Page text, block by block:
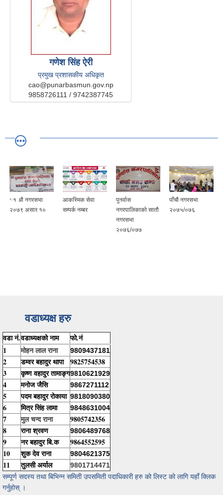
गणेश सिंह ऐरी
प्रमुख प्रशासकीय अधिकृत
cao@punarbasmun.gov.np
9858726111 / 9742387745
११ ‌औ नगरसभा
२०७९ असार १०
आकस्मिक सेवा
सम्पर्क नम्बर
पुनर्वास
नगरपालिकाको सातौ
नगरसभा
२०७६/०७७
पाँचौ नगरसभा
२०७५/०७६
वडाध्यक्ष हरु
वडा नं.वडाध्यक्षको नाम
फो.नं
1
मोहन लाल राना 9809437181
2 डम्वर बहादुर थापा
9825754538
3
कृष्ण वहादुर तामाङ्ग9810621929
4 मनोज जैसि 9867271112
5 पदम बहादुर रोकाया 9818090380
6 मित्र सिंह लामा 9848631004
7 मुल चन्द राना
9805742356
8
राना श्रवण 9806489768
9 नर बहादुर बि.क
9864552595
10
शुक देव राना 9804621375
11 तुलसी अर्याल
9801714471
सम्पूर्ण सदस्य तथा बिभिन्न समिती उपसमिती पदाधिकारी हरु को लिस्ट को लागि यहाँ क्लिक
गर्नुहोस् ।